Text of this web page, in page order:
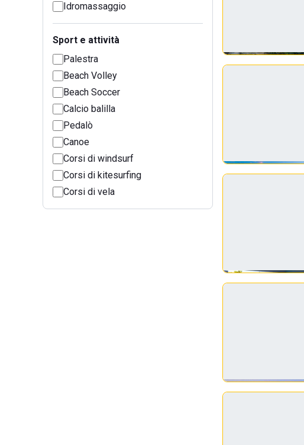
Idromassaggio
Sport e attività
Palestra
Beach Volley
Beach Soccer
Calcio balilla
Pedalò
Canoe
Corsi di windsurf
Corsi di kitesurfing
Corsi di vela